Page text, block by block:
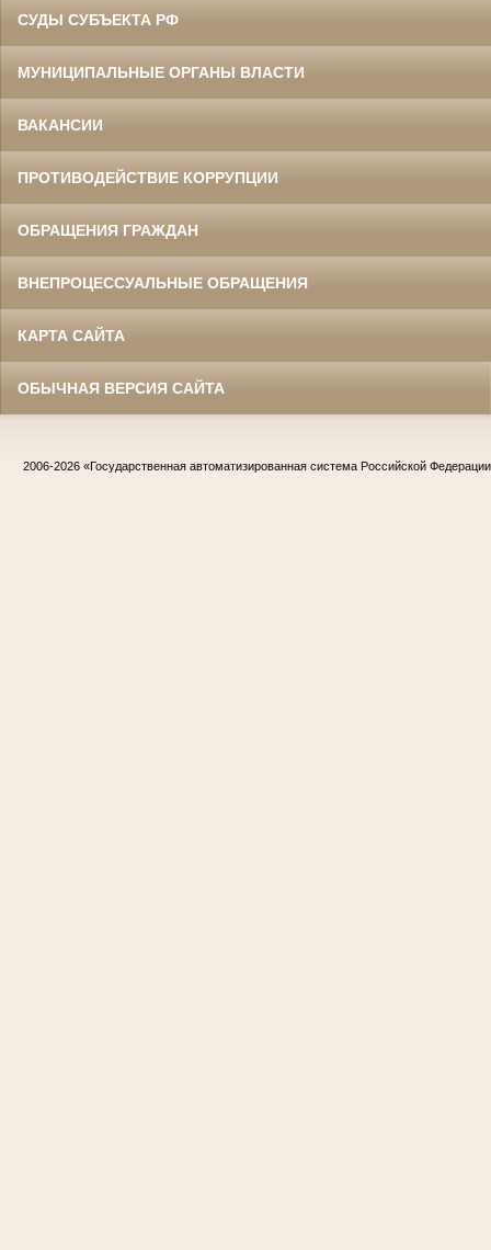
СУДЫ СУБЪЕКТА РФ
МУНИЦИПАЛЬНЫЕ ОРГАНЫ ВЛАСТИ
ВАКАНСИИ
ПРОТИВОДЕЙСТВИЕ КОРРУПЦИИ
ОБРАЩЕНИЯ ГРАЖДАН
ВНЕПРОЦЕССУАЛЬНЫЕ ОБРАЩЕНИЯ
КАРТА САЙТА
ОБЫЧНАЯ ВЕРСИЯ САЙТА
2006-2026 «Государственная автоматизированная система Российской